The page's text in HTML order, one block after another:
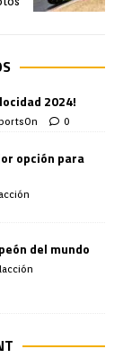
2024!
0
opción para
del mundo